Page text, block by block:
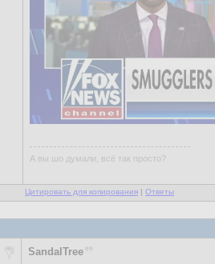
А вы шо думали, всё так просто?
Цитировать для копирования | Ответы
SandalTree